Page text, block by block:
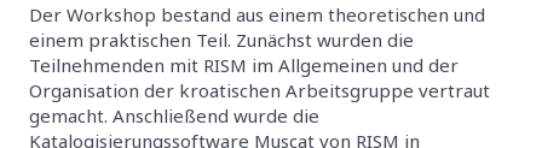
Der Workshop bestand aus einem theoretischen und
einem praktischen Teil. Zunächst wurden die
Teilnehmenden mit RISM im Allgemeinen und der
Organisation der kroatischen Arbeitsgruppe vertraut
gemacht. Anschließend wurde die
Katalogisierungssoftware Muscat von RISM in